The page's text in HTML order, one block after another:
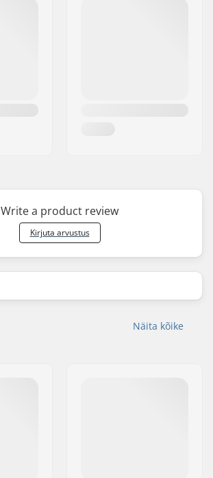
Write a product review
Kirjuta arvustus
Näita kõike